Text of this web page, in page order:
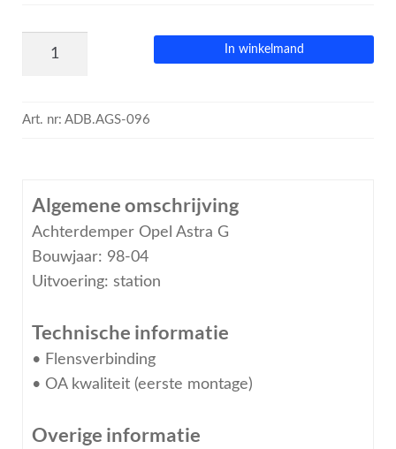
In winkelmand
Art. nr: ADB.AGS-096
Algemene omschrijving
Achterdemper Opel Astra G
Bouwjaar: 98-04
Uitvoering: station
Technische informatie
• Flensverbinding
• OA kwaliteit (eerste montage)
Overige informatie